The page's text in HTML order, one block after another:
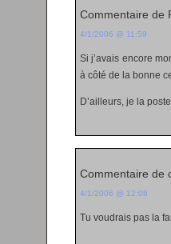
Commentaire de
4/1/2006 @ 11:59
Si j’avais encore
à côté de la bonne
D’ailleurs, je la
Commentaire de
4/1/2006 @ 12:08
Tu voudrais pas la